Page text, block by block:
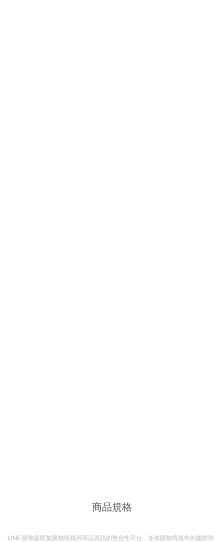
商品規格
LINE 購物是匯集購物情報與商品資訊的整合性平台，並依購物情報中的趨勢與